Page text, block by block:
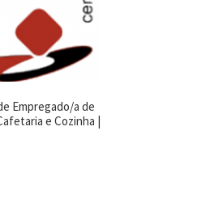
Empregado/a de
e Cozinha |